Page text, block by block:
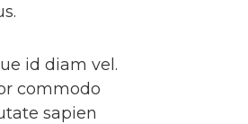
id diam vel.
commodo
sapien